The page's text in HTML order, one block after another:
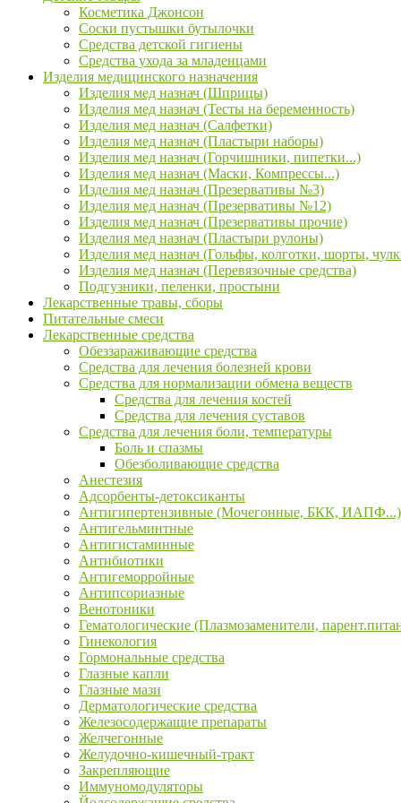
Косметика Джонсон
Соски пустышки бутылочки
Средства детской гигиены
Средства ухода за младенцами
Изделия медицинского назначения
Изделия мед назнач (Шприцы)
Изделия мед назнач (Тесты на беременность)
Изделия мед назнач (Салфетки)
Изделия мед назнач (Пластыри наборы)
Изделия мед назнач (Горчишники, пипетки...)
Изделия мед назнач (Маски, Компрессы...)
Изделия мед назнач (Презервативы №3)
Изделия мед назнач (Презервативы №12)
Изделия мед назнач (Презервативы прочие)
Изделия мед назнач (Пластыри рулоны)
Изделия мед назнач (Гольфы, колготки, шорты,
Изделия мед назнач (Перевязочные средства)
Подгузники, пеленки, простыни
Лекарственные травы, сборы
Питательные смеси
Лекарственные средства
Обеззараживающие средства
Средства для лечения болезней крови
Средства для нормализации обмена веществ
Средства для лечения костей
Средства для лечения суставов
Средства для лечения боли, температуры
Боль и спазмы
Обезболивающие средства
Анестезия
Адсорбенты-детоксиканты
Антигипертензивные (Мочегонные, БКК, ИАПФ...)
Антигельминтные
Антигистаминные
Антибиотики
Антигеморройные
Антипсориазные
Венотоники
Гематологические (Плазмозаменители,
Гинекология
Гормональные средства
Глазные капли
Глазные мази
Дерматологические средства
Железосодержащие препараты
Желчегонные
Желудочно-кишечный-тракт
Закрепляющие
Иммуномодуляторы